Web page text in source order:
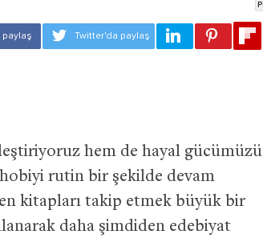
hem de hayal gücümüzü
rutin bir şekilde devam
kitapları takip etmek büyük bir
daha şimdiden edebiyat